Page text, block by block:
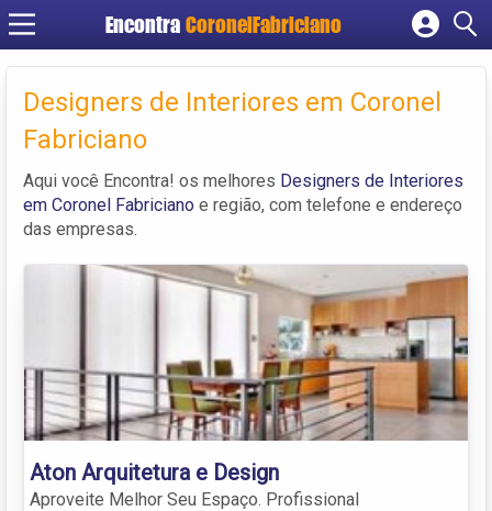
Encontra CoronelFabriciano
Cadastrar empresa
Criar conta
Designers de Interiores em Coronel
Fabriciano
Aqui você Encontra! os melhores Designers de Interiores
em Coronel Fabriciano e região, com telefone e endereço
das empresas.
Aton Arquitetura e Design
Aproveite Melhor Seu Espaço. Profissional